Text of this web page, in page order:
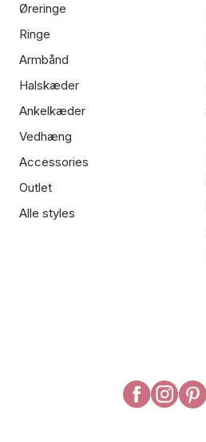
Øreringe
Ringe
Armbånd
Halskæder
Ankelkæder
Vedhæng
Accessories
Outlet
Alle styles